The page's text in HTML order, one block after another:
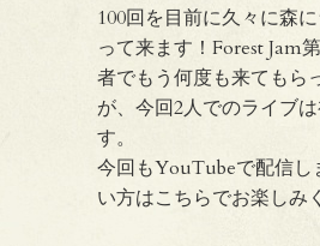
100回を目前に久々に森
って来ます！Forest Jam
者でもう何度も来てもら
が、今回2人でのライブ
す。
今回もYouTubeで配信し
い方はこちらでお楽しみ